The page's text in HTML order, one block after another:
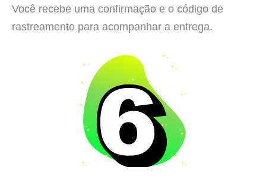
Você recebe uma confirmação e o código de
rastreamento para acompanhar a entrega.